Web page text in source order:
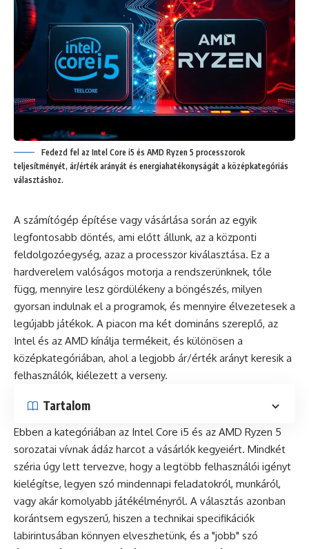
Fedezd fel az Intel Core i5 és AMD Ryzen 5 processzorok
teljesítményét, ár/érték arányát és energiahatékonyságát a középkategóriás
választáshoz.
A számítógép építése vagy vásárlása során az egyik
legfontosabb döntés, ami előtt állunk, az a központi
feldolgozóegység, azaz a processzor kiválasztása. Ez a
hardverelem valóságos motorja a rendszerünknek, tőle
függ, mennyire lesz gördülékeny a böngészés, milyen
gyorsan indulnak el a programok, és mennyire élvezetesek a
legújabb játékok. A piacon ma két domináns szereplő, az
Intel és az AMD kínálja termékeit, és különösen a
középkategóriában, ahol a legjobb ár/érték arányt keresik a
felhasználók, kiélezett a verseny.
Tartalom
Ebben a kategóriában az Intel Core i5 és az AMD Ryzen 5
sorozatai vívnak ádáz harcot a vásárlók kegyeiért. Mindkét
széria úgy lett tervezve, hogy a legtöbb felhasználói igényt
kielégítse, legyen szó mindennapi feladatokról, munkáról,
vagy akár komolyabb játékélményről. A választás azonban
korántsem egyszerű, hiszen a technikai specifikációk
labirintusában könnyen elveszhetünk, és a "jobb" szó